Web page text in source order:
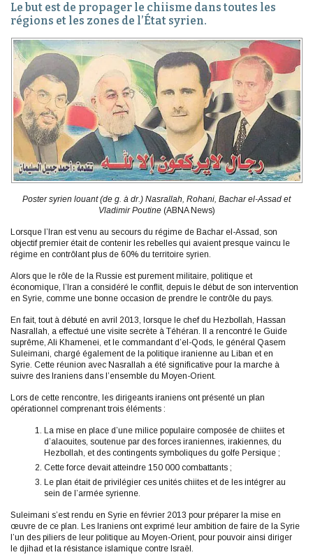
Le but est de propager le chiisme dans toutes les
régions et les zones de l’État syrien.
Poster syrien louant (de g. à dr.) Nasrallah, Rohani, Bachar el-Assad et
Vladimir Poutine(ABNA News)
Lorsque l’Iran est venu au secours du régime de Bachar el-Assad, son
objectif premier était de contenir les rebelles qui avaient presque vaincu le
régime en contrôlant plus de 60% du territoire syrien.
Alors que le rôle de la Russie est purement militaire, politique et
économique, l’Iran a considéré le conflit, depuis le début de son intervention
en Syrie, comme une bonne occasion de prendre le contrôle du pays.
En fait, tout à débuté en avril 2013, lorsque le chef du Hezbollah, Hassan
Nasrallah, a effectué une visite secrète à Téhéran. Il a rencontré le Guide
suprême, Ali Khamenei, et le commandant d’el-Qods, le général Qasem
Suleimani, chargé également de la politique iranienne au Liban et en
Syrie. Cette réunion avec Nasrallah a été significative pour la marche à
suivre des Iraniens dans l’ensemble du Moyen-Orient.
Lors de cette rencontre, les dirigeants iraniens ont présenté un plan
opérationnel comprenant trois éléments :
La mise en place d’une milice populaire composée de chiites et
d’alaouites, soutenue par des forces iraniennes, irakiennes, du
Hezbollah, et des contingents symboliques du golfe Persique ;
Cette force devait atteindre 150 000 combattants ;
Le plan était de privilégier ces unités chiites et de les intégrer au
sein de l’armée syrienne.
Suleimani s’est rendu en Syrie en février 2013 pour préparer la mise en
œuvre de ce plan. Les Iraniens ont exprimé leur ambition de faire de la Syrie
l’un des piliers de leur politique au Moyen-Orient, pour pouvoir ainsi diriger
le djihad et la résistance islamique contre Israël.